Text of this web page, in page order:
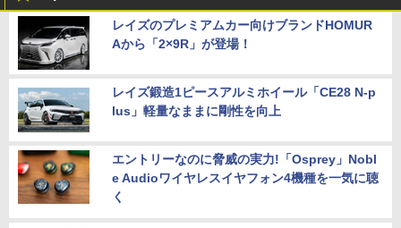
レイズのプレミアムカー向けブランドHOMUR
Aから「2×9R」が登場！
レイズ鍛造1ピースアルミホイール「CE28 N-p
lus」軽量なままに剛性を向上
エントリーなのに脅威の実力!「Osprey」Nobl
e Audioワイヤレスイヤフォン4機種を一気に聴
く